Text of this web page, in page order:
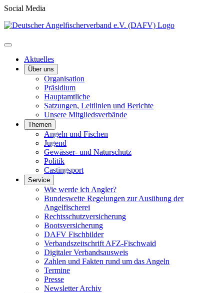
Social Media
Aktuelles
Über uns
Organisation
Präsidium
Hauptamtliche
Satzungen, Leitlinien und Berichte
Unsere Mitgliedsverbände
Themen
Angeln und Fischen
Jugend
Gewässer- und Naturschutz
Politik
Castingsport
Service
Wie werde ich Angler?
Bundesweite Regelungen zur Ausübung der
Angelfischerei
Rechtsschutzversicherung
Bootsversicherung
DAFV Fischbilder
Verbandszeitschrift AFZ-Fischwaid
Digitaler Verbandsausweis
Zahlen und Fakten rund um das Angeln
Termine
Presse
Newsletter Archiv